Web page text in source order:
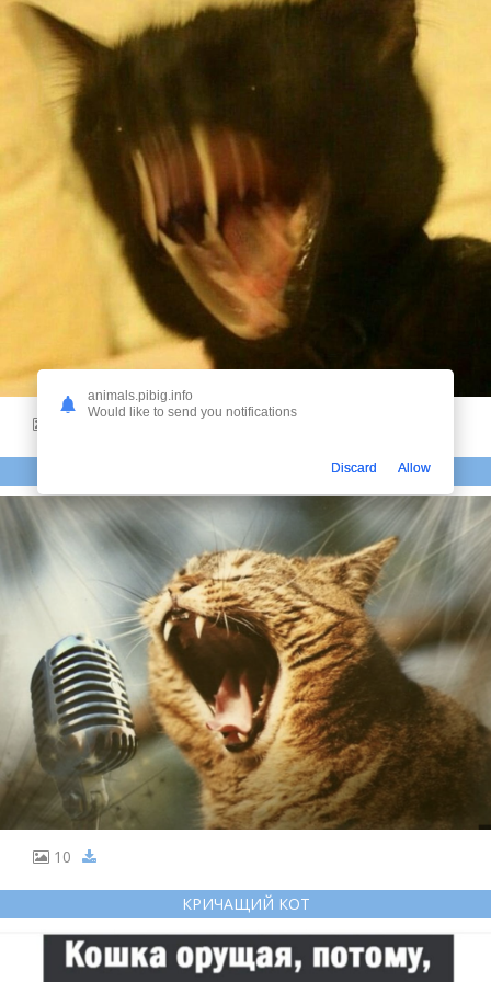
10
КРИЧАЩИЙ КОТ
animals.pibig.info
Would like to send you notifications
Discard Allow